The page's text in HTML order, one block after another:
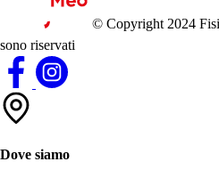
© Copyright 2024
sono riservati
Dove siamo